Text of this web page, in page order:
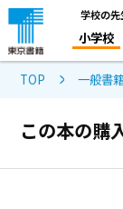
学校の
小学校
TOP 一般書
この本の購